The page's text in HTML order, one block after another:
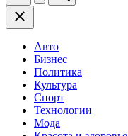
Цвет
Закрыть
Авто
Бизнес
Политика
Культура
Спорт
Технологии
Мода